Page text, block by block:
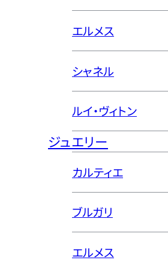
エルメス
シャネル
ルイ・ヴィトン
ジュエリー
カルティエ
ブルガリ
エルメス